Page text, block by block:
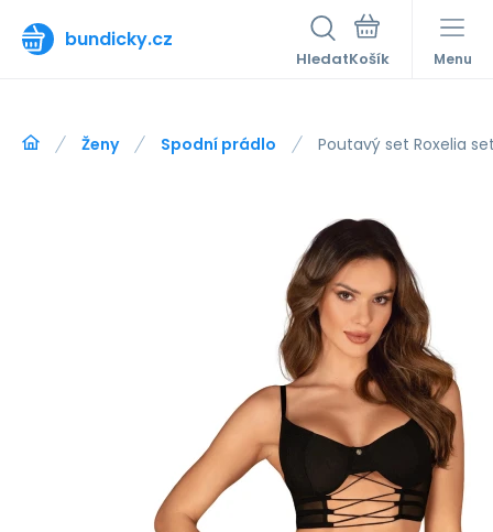
bundicky.cz
Hledat Menu
Ženy Spodní prádlo Poutavý set Roxelia